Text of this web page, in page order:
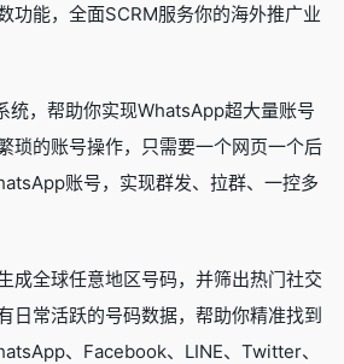
功能，全面SCRM服务你的海外推广业
统，帮助你实现WhatsApp超大量账号
琐的账号操作，只需要一个网页一个后
账号，实现群发、拉群、一控多
成全球任意地区号码，并筛出热门社交
日常活跃的号码数据，帮助你精准找到
、Facebook、LINE、Twitter、